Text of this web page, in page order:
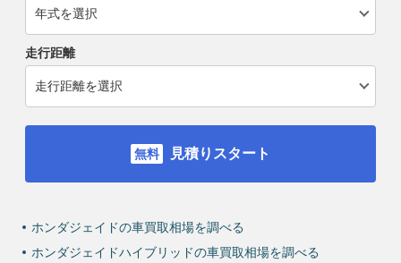
走行距離
見積りスタート
ホンダジェイドの車買取相場を調べる
ホンダジェイドハイブリッドの車買取相場を調べる